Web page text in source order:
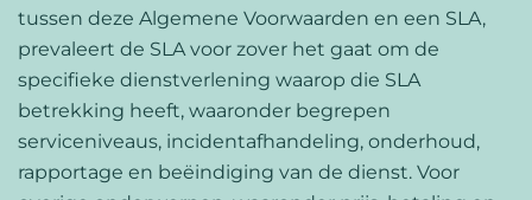
tussen deze Algemene Voorwaarden en een SLA,
prevaleert de SLA voor zover het gaat om de
specifieke dienstverlening waarop die SLA
betrekking heeft, waaronder begrepen
serviceniveaus, incidentafhandeling, onderhoud,
rapportage en beëindiging van de dienst. Voor